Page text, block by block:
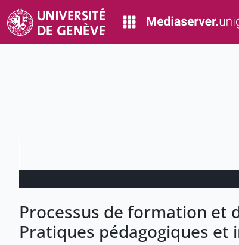
Processus de formation et
Pratiques pédagogiques